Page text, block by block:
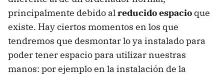
principalmente debido alreducido espacio que
existe. Hay ciertos momentos en los que
tendremos que desmontar lo ya instalado para
poder tener espacio para utilizar nuestras
manos: por ejemplo en la instalación de la